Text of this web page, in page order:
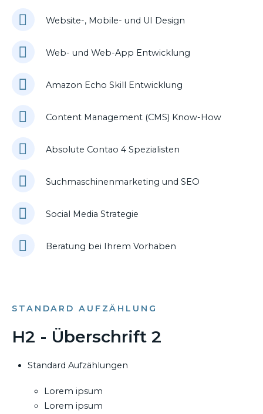
Website-, Mobile- und UI Design
Web- und Web-App Entwicklung
Amazon Echo Skill Entwicklung
Content Management (CMS) Know-How
Absolute Contao 4 Spezialisten
Suchmaschinenmarketing und SEO
Social Media Strategie
Beratung bei Ihrem Vorhaben
STANDARD AUFZÄHLUNG
H2 - Überschrift 2
Standard Aufzählungen
Lorem ipsum
Lorem ipsum